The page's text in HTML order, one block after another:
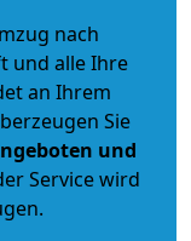
nach
und alle Ihre
an Ihrem
Sie
und
Service wird